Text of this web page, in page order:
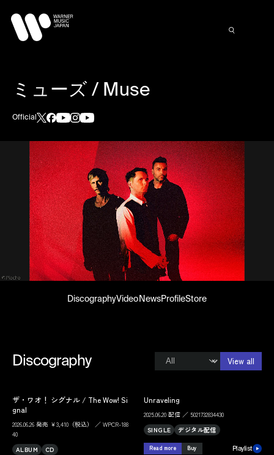
ミューズ / Muse
Official
DiscographyVideo NewsProfileStore
Discography View all
ザ・ワオ！ シグナル / The Wow! Si
gnal
2026.06.26 発売 ￥3,410（税込） ／ WPCR-188
40
ALBUM
CD
Unraveling
2025.06.20 配信 ／ 5021732834430
SINGLE
デジタル配信
Read more Buy Playlist